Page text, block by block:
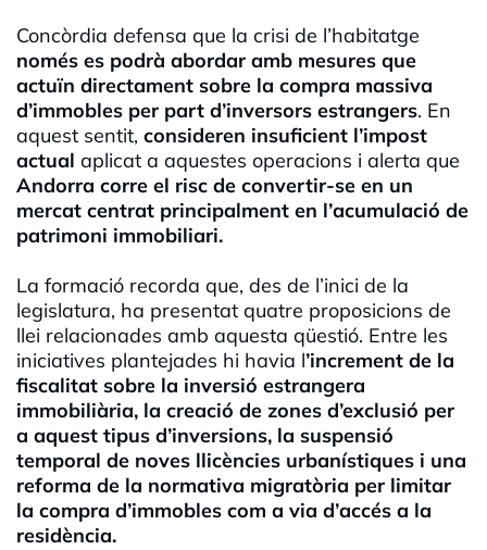
Concòrdia defensa que la crisi de l’habitatge
només es podrà abordar amb mesures que
actuïn directament sobre la compra massiva
d’immobles per part d’inversors estrangers. En
aquest sentit, consideren insuficient l’impost
actual aplicat a aquestes operacions i alerta que
Andorra corre el risc de convertir-se en un
mercat centrat principalment en l’acumulació de
patrimoni immobiliari.
La formació recorda que, des de l’inici de la
legislatura, ha presentat quatre proposicions de
llei relacionades amb aquesta qüestió. Entre les
iniciatives plantejades hi havia l’increment de la
fiscalitat sobre la inversió estrangera
immobiliària, la creació de zones d’exclusió per
a aquest tipus d’inversions, la suspensió
temporal de noves llicències urbanístiques i una
reforma de la normativa migratòria per limitar
la compra d’immobles com a via d’accés a la
residència.